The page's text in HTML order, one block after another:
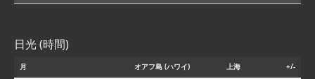
日光 (時間)
月 オアフ島 (ハワイ) 上海 +/-